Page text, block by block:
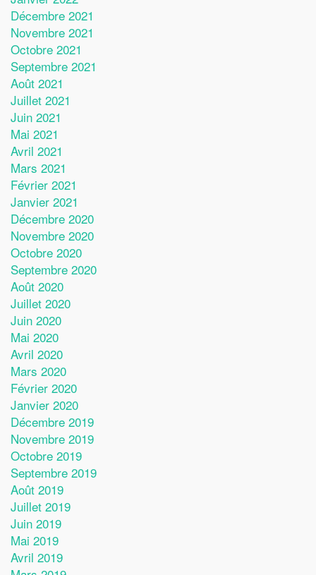
Décembre 2021
Novembre 2021
Octobre 2021
Septembre 2021
Août 2021
Juillet 2021
Juin 2021
Mai 2021
Avril 2021
Mars 2021
Février 2021
Janvier 2021
Décembre 2020
Novembre 2020
Octobre 2020
Septembre 2020
Août 2020
Juillet 2020
Juin 2020
Mai 2020
Avril 2020
Mars 2020
Février 2020
Janvier 2020
Décembre 2019
Novembre 2019
Octobre 2019
Septembre 2019
Août 2019
Juillet 2019
Juin 2019
Mai 2019
Avril 2019